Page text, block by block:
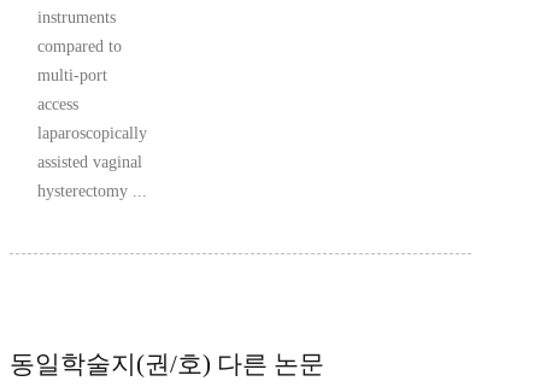
instruments
compared to
multi-port
access
laparoscopically
assisted vaginal
hysterectomy ...
동일학술지(권/호) 다른 논문